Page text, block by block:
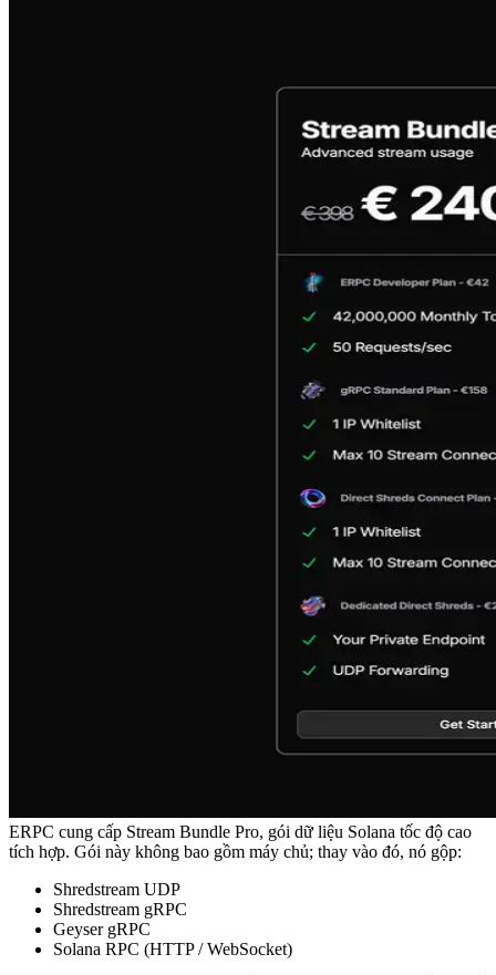
ERPC cung cấp Stream Bundle Pro, gói dữ liệu Solana tốc độ cao
tích hợp. Gói này không bao gồm máy chủ; thay vào đó, nó gộp:
Shredstream UDP
Shredstream gRPC
Geyser gRPC
Solana RPC (HTTP / WebSocket)